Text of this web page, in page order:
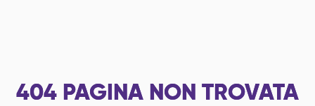
404 PAGINA NON TROVATA